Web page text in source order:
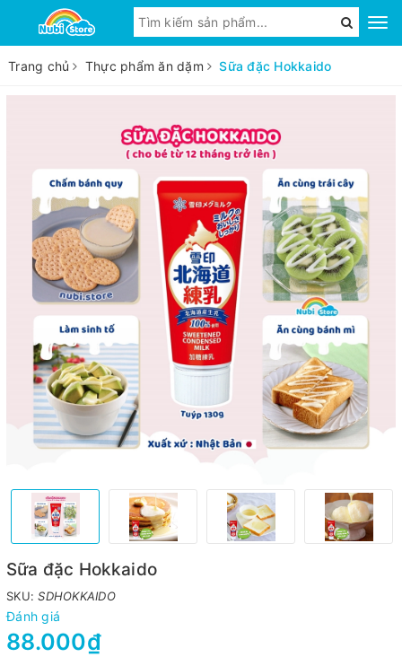
Trang chủ Thực phẩm ăn dặm Sữa đặc Hokkaido
Sữa đặc Hokkaido
SKU:SDHOKKAIDO
Đánh giá
88.000₫